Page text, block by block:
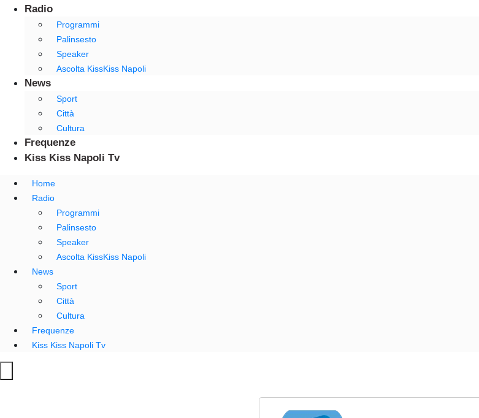
Radio
Programmi
Palinsesto
Speaker
Ascolta KissKiss Napoli
News
Sport
Città
Cultura
Frequenze
Kiss Kiss Napoli Tv
Home
Radio
Programmi
Palinsesto
Speaker
Ascolta KissKiss Napoli
News
Sport
Città
Cultura
Frequenze
Kiss Kiss Napoli Tv